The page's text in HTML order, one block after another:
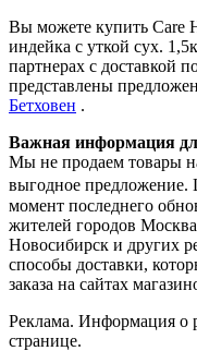
Вы можете купить Care
индейка с уткой сух.
партнерах с доставкой
представлены
Бетховен .
Важная информация
Мы не продаем товары
выгодное предложение.
момент последнего
жителей городов
Новосибирск и других
способы доставки,
заказа на сайтах
Реклама. Информация о
странице.